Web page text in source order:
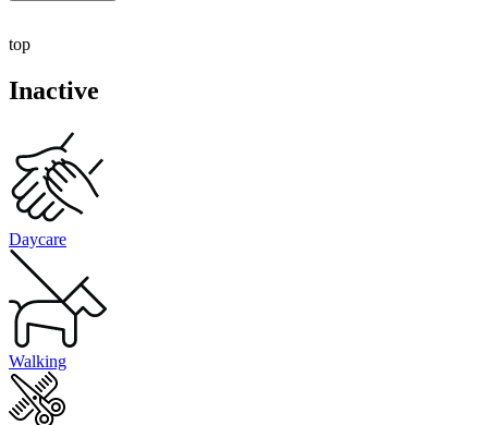
top
Inactive
Daycare
Walking